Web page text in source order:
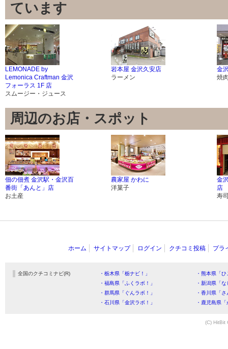
ています
LEMONADE by
Lemonica Craftman 金沢
フォーラス 1F 店
スムージー・ジュース
岩本屋 金沢久安店
ラーメン
金
焼
周辺のお店・スポット
佃の佃煮 金沢駅・金沢百
番街「あんと」店
お土産
農家屋 かわに
洋菓子
金
店
寿
ホーム サイトマップ ログイン クチコミ投稿 プラ
全国のクチコミナビ(R) ・栃木県「栃ナビ！」
・熊本県「
・福島県「ふくラボ！」
・新潟県「
・群馬県「ぐんラボ！」
・香川県「
・石川県「金沢ラボ！」
・鹿児島県
(C) HitBit